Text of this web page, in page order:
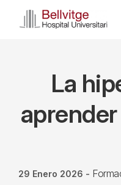
La
29 Enero 2026 -